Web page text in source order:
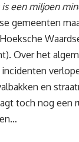
een miljoen
gemeenten
Over het
en
toch nog een